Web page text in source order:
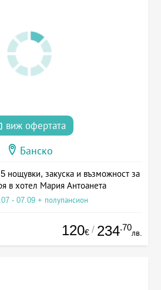
виж офертата
Банско
нощувки, закуска и възможност за
в хотел Мария Антоанета
- 07.09 + полупансион
120€ / 234.70
лв.